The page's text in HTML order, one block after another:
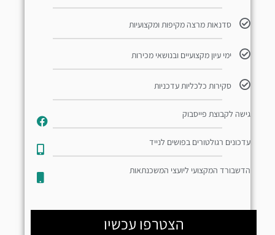
סדנאות מרצה מקיפות ומקצועיות
ימי עיון מקצועיים ובנושאי מכירות
סקירות כלכליות עדכניות
גישה לקבוצת פייסבוק
עדכונים רגולטורים בפושים לנייד​
הדשבורד המקצועי ליועצי המשכנתאות
הצטרפו עכשיו